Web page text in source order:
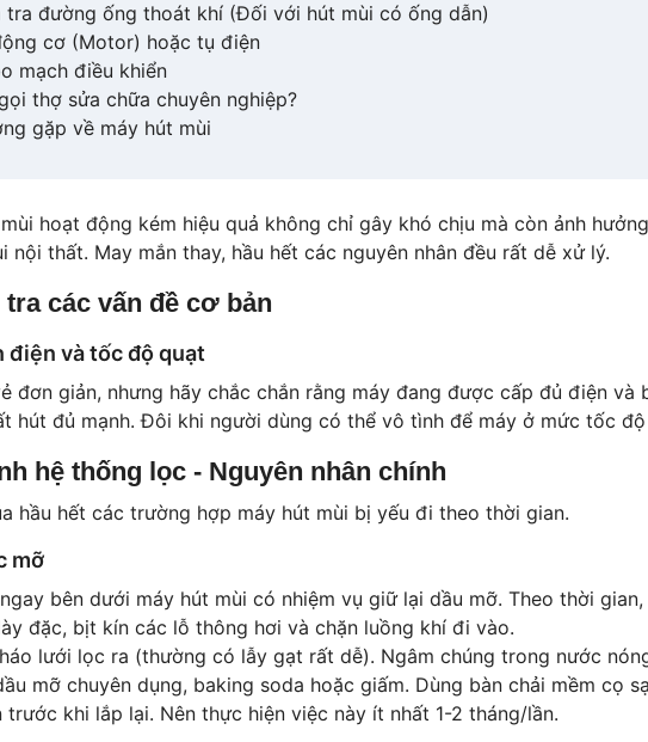
tra đường ống thoát khí (Đối với hút mùi có ống dẫn)
cơ (Motor) hoặc tụ điện
mạch điều khiển
thợ sửa chữa chuyên nghiệp?
gặp về máy hút mùi
hoạt động kém hiệu quả không chỉ gây khó chịu mà còn ảnh
nội thất. May mắn thay, hầu hết các nguyên nhân đều rất dễ xử lý.
các vấn đề cơ bản
điện và tốc độ quạt
đơn giản, nhưng hãy chắc chắn rằng máy đang được cấp đủ điện và
hút đủ mạnh. Đôi khi người dùng có thể vô tình để máy ở mức tốc
hệ thống lọc - Nguyên nhân chính
hầu hết các trường hợp máy hút mùi bị yếu đi theo thời gian.
mỡ
bên dưới máy hút mùi có nhiệm vụ giữ lại dầu mỡ. Theo thời
đặc, bịt kín các lỗ thông hơi và chặn luồng khí đi vào.
lưới lọc ra (thường có lẫy gạt rất dễ). Ngâm chúng trong nước
mỡ chuyên dụng, baking soda hoặc giấm. Dùng bàn chải mềm cọ
trước khi lắp lại. Nên thực hiện việc này ít nhất 1-2 tháng/lần.